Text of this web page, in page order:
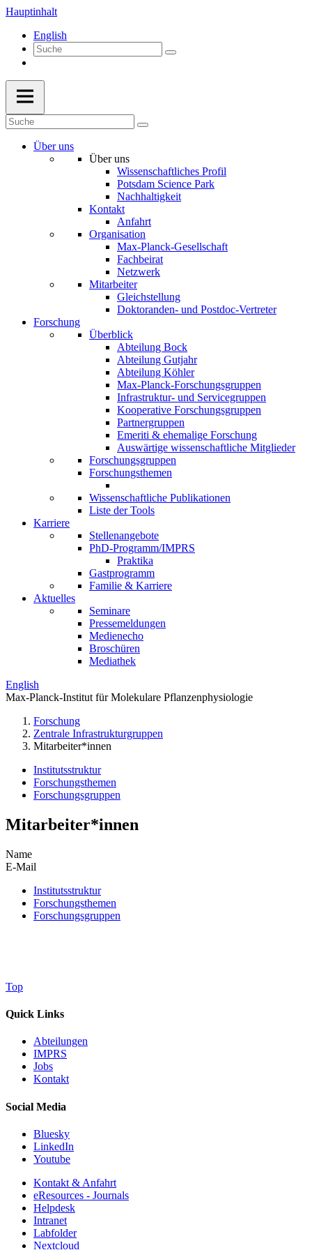
Hauptinhalt
English
Über uns
Über uns
Wissenschaftliches Profil
Potsdam Science Park
Nachhaltigkeit
Kontakt
Anfahrt
Organisation
Max-Planck-Gesellschaft
Fachbeirat
Netzwerk
Mitarbeiter
Gleichstellung
Doktoranden- und Postdoc-Vertreter
Forschung
Überblick
Abteilung Bock
Abteilung Gutjahr
Abteilung Köhler
Max-Planck-Forschungsgruppen
Infrastruktur- und Servicegruppen
Kooperative Forschungsgruppen
Partnergruppen
Emeriti & ehemalige Forschung
Auswärtige wissenschaftliche Mitglieder
Forschungsgruppen
Forschungsthemen
Wissenschaftliche Publikationen
Liste der Tools
Karriere
Stellenangebote
PhD-Programm/IMPRS
Praktika
Gastprogramm
Familie & Karriere
Aktuelles
Seminare
Pressemeldungen
Medienecho
Broschüren
Mediathek
English
Max-Planck-Institut für Molekulare Pflanzenphysiologie
Forschung
Zentrale Infrastrukturgruppen
Mitarbeiter*innen
Institutsstruktur
Forschungsthemen
Forschungsgruppen
Mitarbeiter*innen
Name
E-Mail
Institutsstruktur
Forschungsthemen
Forschungsgruppen
Top
Quick Links
Abteilungen
IMPRS
Jobs
Kontakt
Social Media
Bluesky
LinkedIn
Youtube
Kontakt & Anfahrt
eResources - Journals
Helpdesk
Intranet
Labfolder
Nextcloud